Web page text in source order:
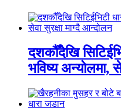
दशकौँदेखि
भविष्य अन्योलमा,